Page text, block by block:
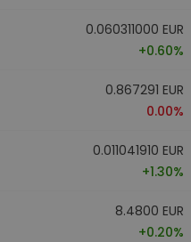
0.060311000 EUR
+0.60%
0.867291 EUR
0.00%
0.011041910 EUR
+1.30%
8.4800 EUR
+0.20%